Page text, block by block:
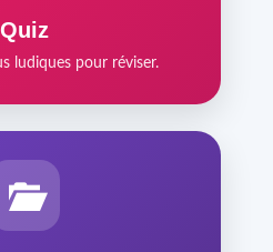
Quiz
ludiques pour réviser.